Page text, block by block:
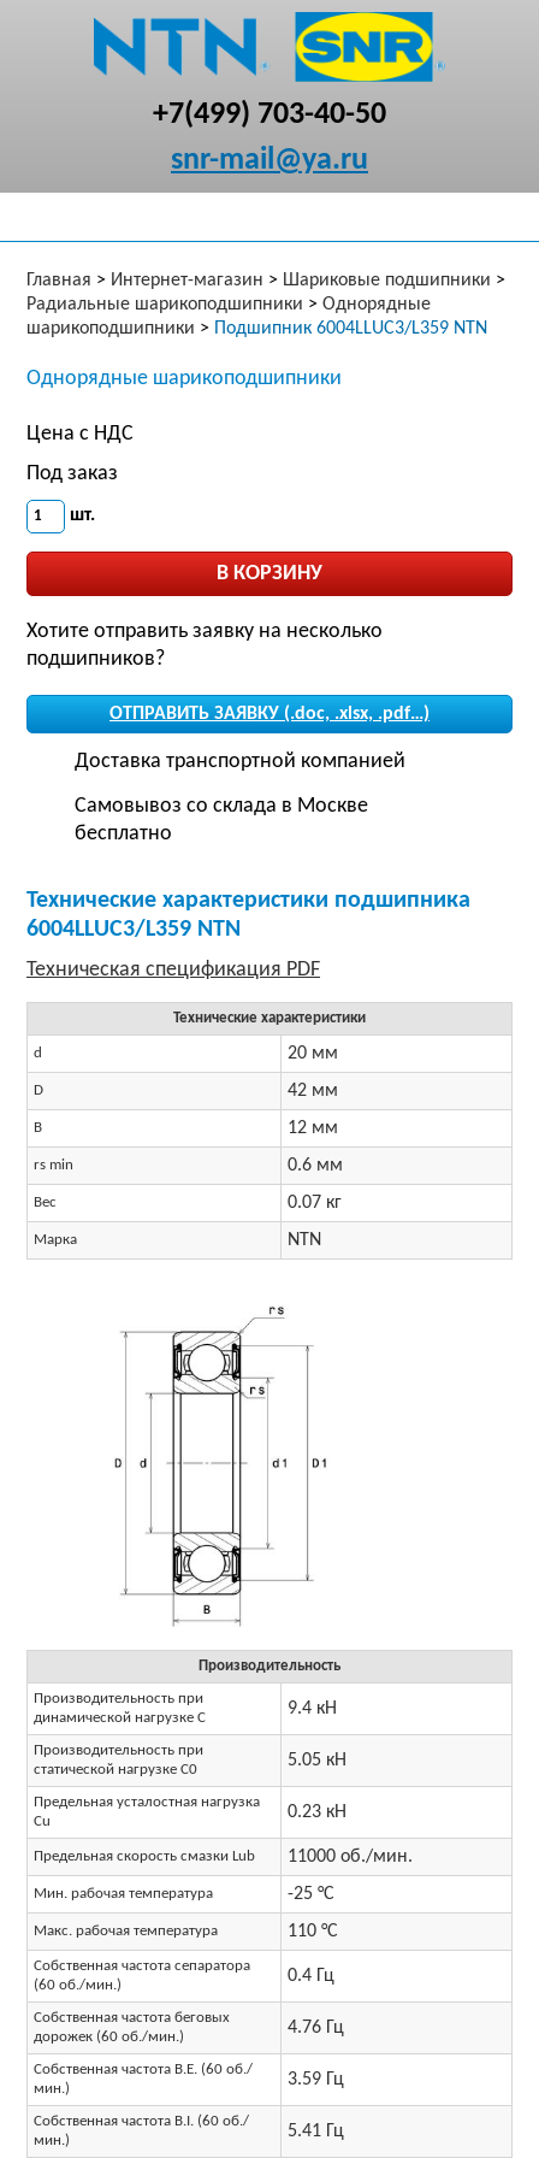
+7(499) 703-40-50
snr-mail@ya.ru
Главная > Интернет-магазин > Шариковые подшипники >
Радиальные шарикоподшипники > Однорядные
шарикоподшипники > Подшипник 6004LLUC3/L359 NTN
Однорядные шарикоподшипники
Цена с НДС
Под заказ
шт.
Хотите отправить заявку на несколько
подшипников?
ОТПРАВИТЬ ЗАЯВКУ (.doc, .xlsx, .pdf…)
Доставка транспортной компанией
Самовывоз со склада в Москве
бесплатно
Технические характеристики подшипника
6004LLUC3/L359 NTN
Технические характеристики
d 20 мм
D 42 мм
B 12 мм
rs min 0.6 мм
Вес 0.07 кг
Марка NTN
Производительность
Производительность при
динамической нагрузке C
9.4 кН
Производительность при
статической нагрузке C0
5.05 кН
Предельная усталостная нагрузка
Cu
0.23 кН
Предельная скорость смазки Lub 11000 об./мин.
Мин. рабочая температура -25 °C
Макс. рабочая температура 110 °C
Собственная частота сепаратора
(60 об./мин.)
0.4 Гц
Собственная частота беговых
дорожек (60 об./мин.)
4.76 Гц
Собственная частота B.E. (60 об./
мин.)
3.59 Гц
Собственная частота B.I. (60 об./
мин.)
5.41 Гц